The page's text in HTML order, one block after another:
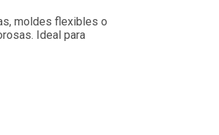
moldes flexibles o
Ideal para